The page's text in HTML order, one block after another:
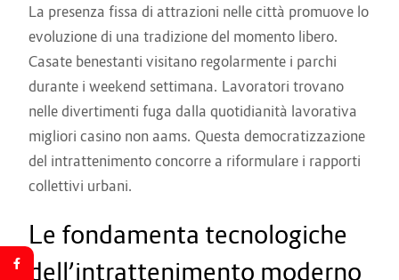
La presenza fissa di attrazioni nelle città promuove lo
evoluzione di una tradizione del momento libero.
Casate benestanti visitano regolarmente i parchi
durante i weekend settimana. Lavoratori trovano
nelle divertimenti fuga dalla quotidianità lavorativa
migliori casino non aams. Questa democratizzazione
del intrattenimento concorre a riformulare i rapporti
collettivi urbani.
Le fondamenta tecnologiche
dell’intrattenimento moderno